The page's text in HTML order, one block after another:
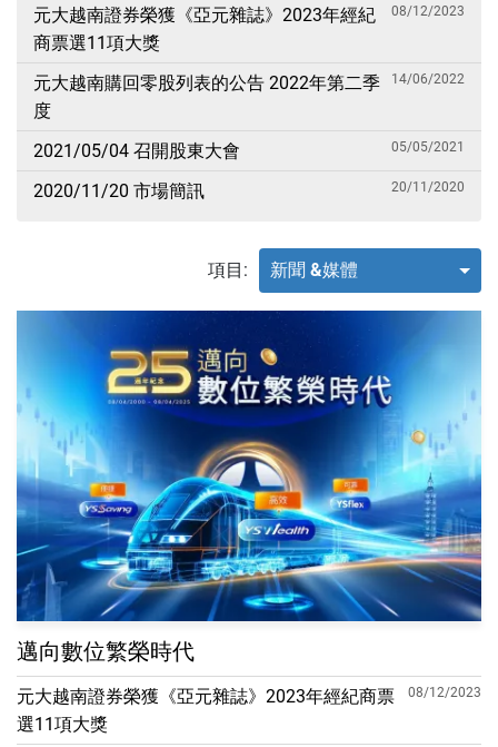
元大越南證券榮獲《亞元雜誌》2023年經紀
商票選11項大獎
08/12/2023
元大越南購回零股列表的公告 2022年第二季
度
14/06/2022
2021/05/04 召開股東大會 05/05/2021
2020/11/20 市場簡訊 20/11/2020
項目: 新聞 &媒體
邁向數位繁榮時代
元大越南證券榮獲《亞元雜誌》2023年經紀商票
選11項大獎
08/12/2023